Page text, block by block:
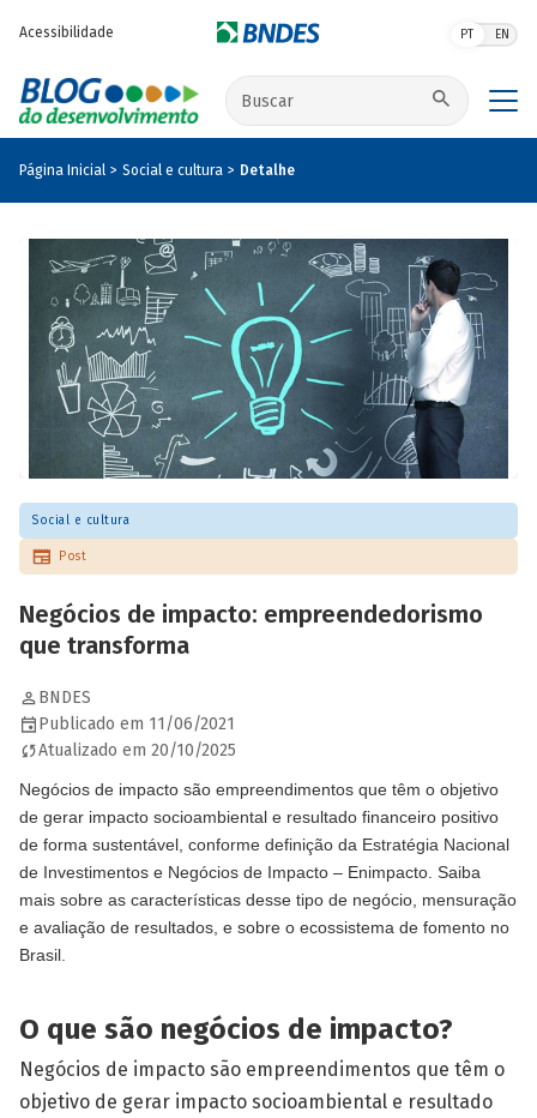
Acessibilidade PT EN
Buscar no site
Página Inicial Social e cultura Detalhe
Social e cultura
Post
Negócios de impacto: empreendedorismo
que transforma
BNDES
Publicado em 11/06/2021
Atualizado em 20/10/2025
Negócios de impacto são empreendimentos que têm o objetivo
de gerar impacto socioambiental e resultado financeiro positivo
de forma sustentável, conforme definição da Estratégia Nacional
de Investimentos e Negócios de Impacto – Enimpacto. Saiba
mais sobre as características desse tipo de negócio, mensuração
e avaliação de resultados, e sobre o ecossistema de fomento no
Brasil.
O que são negócios de impacto?
Negócios de impacto são empreendimentos que têm o
objetivo de gerar impacto socioambiental e resultado